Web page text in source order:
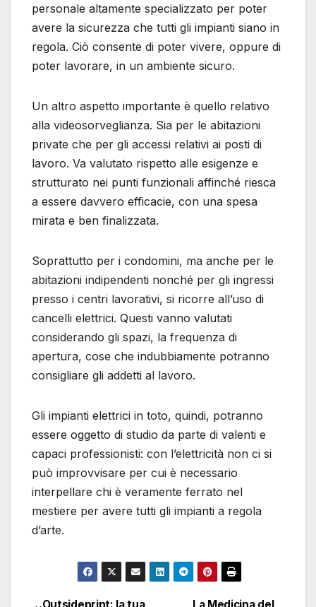
personale altamente specializzato per poter
avere la sicurezza che tutti gli impianti siano in
regola. Ciò consente di poter vivere, oppure di
poter lavorare, in un ambiente sicuro.
Un altro aspetto importante è quello relativo
alla videosorveglianza. Sia per le abitazioni
private che per gli accessi relativi ai posti di
lavoro. Va valutato rispetto alle esigenze e
strutturato nei punti funzionali affinché riesca
a essere davvero efficacie, con una spesa
mirata e ben finalizzata.
Soprattutto per i condomini, ma anche per le
abitazioni indipendenti nonché per gli ingressi
presso i centri lavorativi, si ricorre all’uso di
cancelli elettrici. Questi vanno valutati
considerando gli spazi, la frequenza di
apertura, cose che indubbiamente potranno
consigliare gli addetti al lavoro.
Gli impianti elettrici in toto, quindi, potranno
essere oggetto di studio da parte di valenti e
capaci professionisti: con l’elettricità non ci si
può improvvisare per cui è necessario
interpellare chi è veramente ferrato nel
mestiere per avere tutti gli impianti a regola
d’arte.
La Medicina del
Outsideprint: la tua